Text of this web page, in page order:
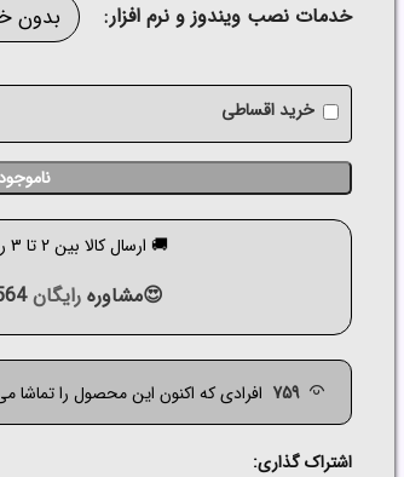
خدمات نصب ویندوز و نرم افزار
خرید اقساطی
ناموجود
🚚 ارسال کالا بین 2 تا 3 روز کاری می باشد.
😍مشاورهرایگان09362644564😍
759 افرادی که اکنون این محصول را تماشا
اشتراک گذاری: